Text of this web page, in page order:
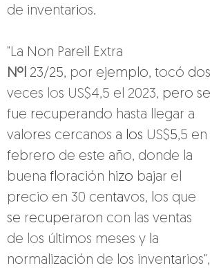
de inventarios.
"La Non Pareil Extra
Nºl 23/25, por ejemplo, tocó dos
veces los US$4,5 el 2023, pero se
fue recuperando hasta llegar a
valores cercanos a los US$5,5 en
febrero de este año, donde la
buena floración hizo bajar el
precio en 30 centavos, los que
se recuperaron con las ventas
de los últimos meses y la
normalización de los inventarios",